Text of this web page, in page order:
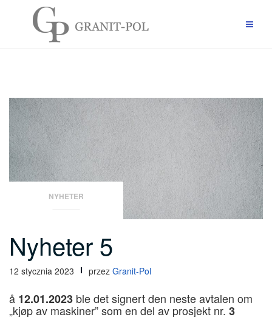
NYHETER
Nyheter 5
12 stycznia 2023 przez Granit-Pol
å 12.01.2023 ble det signert den neste avtalen om
„kjøp av maskiner” som en del av prosjekt nr. 3